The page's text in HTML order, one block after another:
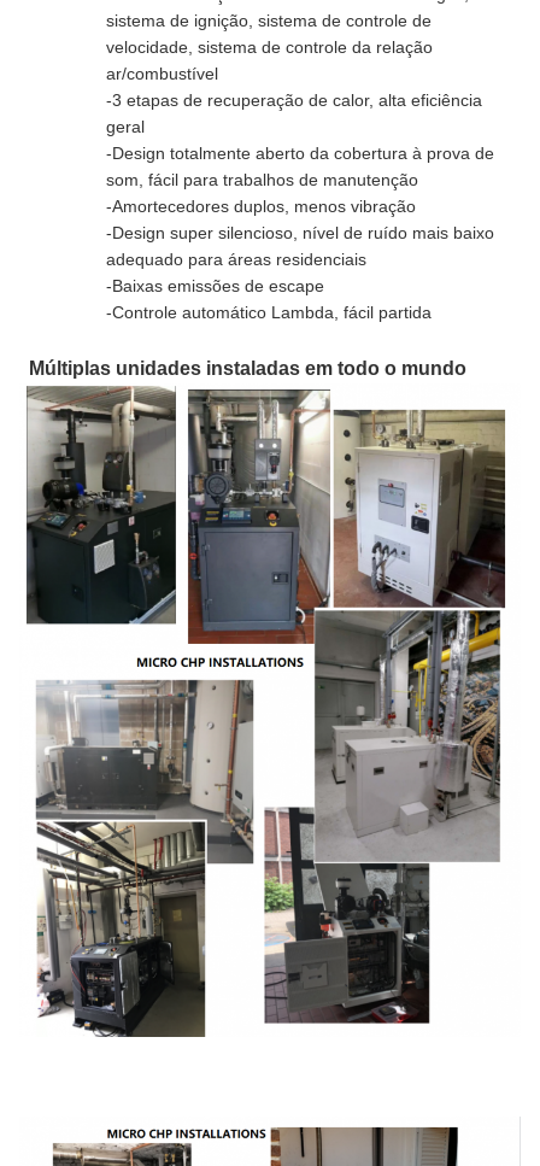
sistema de ignição, sistema de controle de
velocidade, sistema de controle da relação
ar/combustível
-3 etapas de recuperação de calor, alta eficiência
geral
-Design totalmente aberto da cobertura à prova de
som, fácil para trabalhos de manutenção
-Amortecedores duplos, menos vibração
-Design super silencioso, nível de ruído mais baixo
adequado para áreas residenciais
-Baixas emissões de escape
-Controle automático Lambda, fácil partida
Múltiplas unidades instaladas em todo o mundo